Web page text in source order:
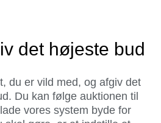
det højeste bud
du er vild med, og afgiv det
Du kan følge auktionen til
vores system byde for